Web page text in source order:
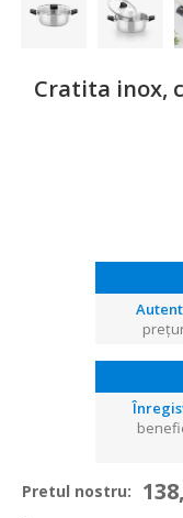
Cratita inox,
Pretul nostru: